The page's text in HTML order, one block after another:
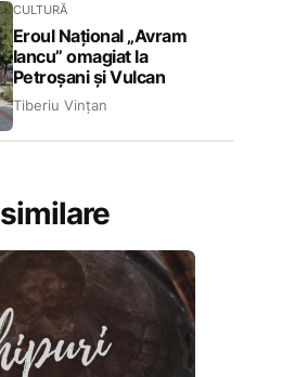
CULTURĂ
Eroul Național „Avram
Iancu” omagiat la
Petroșani și Vulcan
Tiberiu Vințan